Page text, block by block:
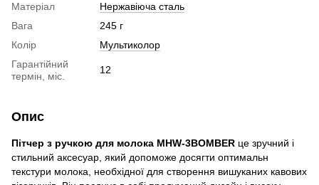
Матеріал
Нержавіюча сталь
Вага
245 г
Колір
Мультиколор
Гарантійний
термін, міс.
12
Опис
Пітчер з ручкою для молока MHW-3BOMBER це зручний і
стильний аксесуар, який допоможе досягти оптимальн
текстури молока, необхідної для створення вишуканих кавових